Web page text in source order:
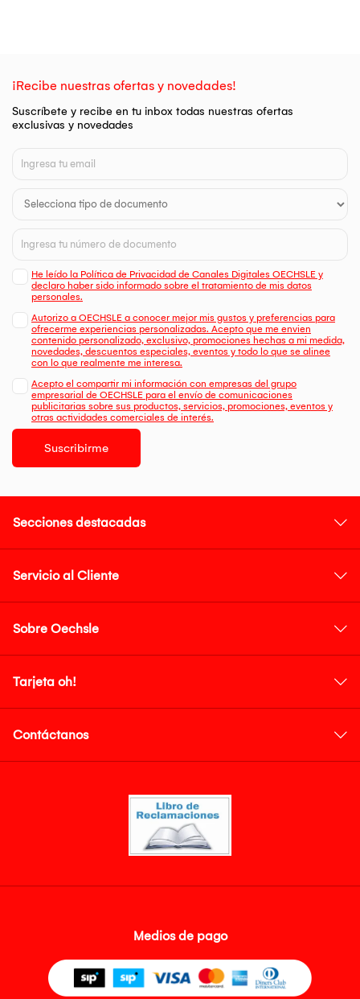
¡Recibe nuestras ofertas y novedades!
Suscríbete y recibe en tu inbox todas nuestras ofertas
exclusivas y novedades
He leído la Política de Privacidad de Canales Digitales OECHSLE y
declaro haber sido informado sobre el tratamiento de mis datos
personales.
Autorizo a OECHSLE a conocer mejor mis gustos y preferencias para
ofrecerme experiencias personalizadas. Acepto que me envien
contenido personalizado, exclusivo, promociones hechas a mi medida,
novedades, descuentos especiales, eventos y todo lo que se alinee
con lo que realmente me interesa.
Acepto el compartir mi información con empresas del grupo
empresarial de OECHSLE para el envío de comunicaciones
publicitarias sobre sus productos, servicios, promociones, eventos y
otras actividades comerciales de interés.
Suscribirme
Secciones destacadas
Servicio al Cliente
Sobre Oechsle
Tarjeta oh!
Contáctanos
Medios de pago